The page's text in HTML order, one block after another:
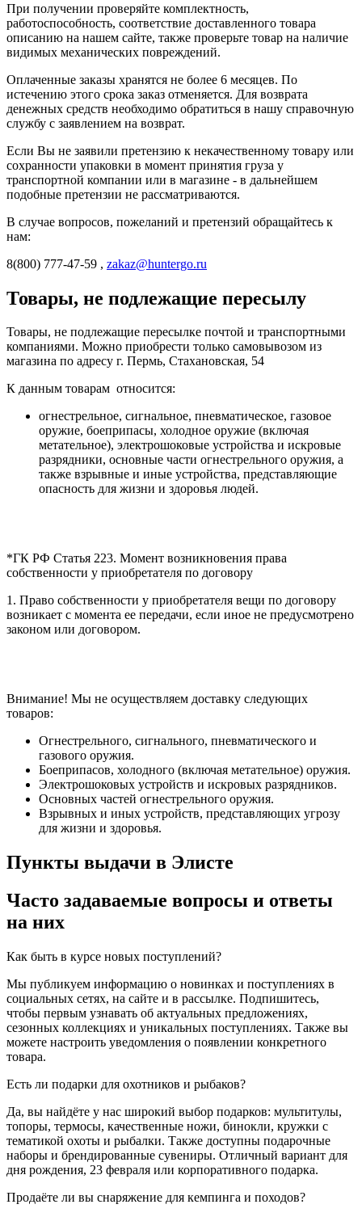
При получении проверяйте комплектность,
работоспособность, соответствие доставленного товара
описанию на нашем сайте, также проверьте товар на наличие
видимых механических повреждений.
Оплаченные заказы хранятся не более 6 месяцев. По
истечению этого срока заказ отменяется. Для возврата
денежных средств необходимо обратиться в нашу справочную
службу с заявлением на возврат.
Если Вы не заявили претензию к некачественному товару или
сохранности упаковки в момент принятия груза у
транспортной компании или в магазине - в дальнейшем
подобные претензии не рассматриваются.
В случае вопросов, пожеланий и претензий обращайтесь к
нам:
8(800) 777-47-59 , zakaz@huntergo.ru
Товары, не подлежащие пересылу
Товары, не подлежащие пересылке почтой и транспортными
компаниями. Можно приобрести только самовывозом из
магазина по адресу г. Пермь, Стахановская, 54
К данным товарам относится:
огнестрельное, сигнальное, пневматическое, газовое
оружие, боеприпасы, холодное оружие (включая
метательное), электрошоковые устройства и искровые
разрядники, основные части огнестрельного оружия, а
также взрывные и иные устройства, представляющие
опасность для жизни и здоровья людей.
*ГК РФ Статья 223. Момент возникновения права
собственности у приобретателя по договору
1. Право собственности у приобретателя вещи по договору
возникает с момента ее передачи, если иное не предусмотрено
законом или договором.
Внимание! Мы не осуществляем доставку следующих
товаров:
Огнестрельного, сигнального, пневматического и
газового оружия.
Боеприпасов, холодного (включая метательное) оружия.
Электрошоковых устройств и искровых разрядников.
Основных частей огнестрельного оружия.
Взрывных и иных устройств, представляющих угрозу
для жизни и здоровья.
Пункты выдачи в Элисте
Часто задаваемые вопросы и ответы
на них
Как быть в курсе новых поступлений?
Мы публикуем информацию о новинках и поступлениях в
социальных сетях, на сайте и в рассылке. Подпишитесь,
чтобы первым узнавать об актуальных предложениях,
сезонных коллекциях и уникальных поступлениях. Также вы
можете настроить уведомления о появлении конкретного
товара.
Есть ли подарки для охотников и рыбаков?
Да, вы найдёте у нас широкий выбор подарков: мультитулы,
топоры, термосы, качественные ножи, бинокли, кружки с
тематикой охоты и рыбалки. Также доступны подарочные
наборы и брендированные сувениры. Отличный вариант для
дня рождения, 23 февраля или корпоративного подарка.
Продаёте ли вы снаряжение для кемпинга и походов?